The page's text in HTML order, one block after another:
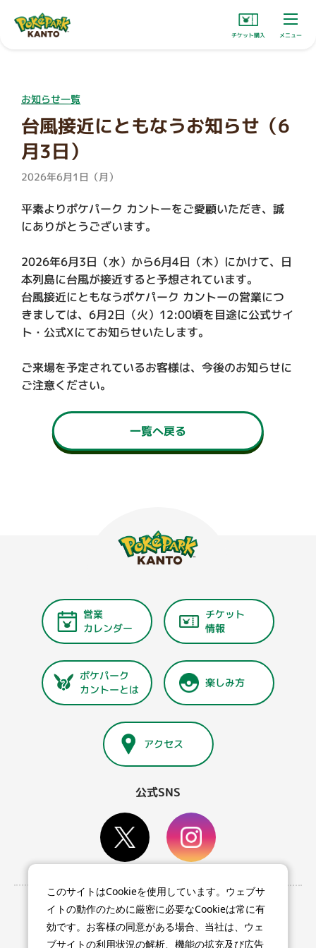
チケット購入 メニュー
お知らせ一覧
台風接近にともなうお知らせ（6
月3日）
2026年6月1日（月）
平素よりポケパーク カントーをご愛顧いただき、誠
にありがとうございます。
2026年6月3日（水）から6月4日（木）にかけて、日
本列島に台風が接近すると予想されています。
台風接近にともなうポケパーク カントーの営業につ
きましては、6月2日（火）12:00頃を目途に公式サイ
ト・公式Xにてお知らせいたします。
ご来場を予定されているお客様は、今後のお知らせに
ご注意ください。
一覧へ戻る
営業
カレンダー
チケット
情報
ポケパーク
カントーとは
楽しみ方
アクセス
公式SNS
利用条件等
プライバシーポリシー
特定商取引法に基づく表記
このサイトはCookieを使用しています。ウェブサ
イトの動作のために厳密に必要なCookieは常に有
効です。お客様の同意がある場合、当社は、ウェ
ブサイトの利用状況の解析、機能の拡充及び広告